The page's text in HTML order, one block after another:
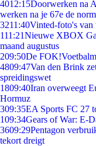
4012:15Doorwerken na
werken na je 67e de
3211:40Vinted-foto's van
111:21Nieuwe XBOX
maand augustus
209:50De
4809:47Van den Brink
spreidingswet
1809:40Iran overweegt
Hormuz
309:35EA Sports FC 27
109:34Gears of War: E-
3609:29Pentagon
tekort dreigt